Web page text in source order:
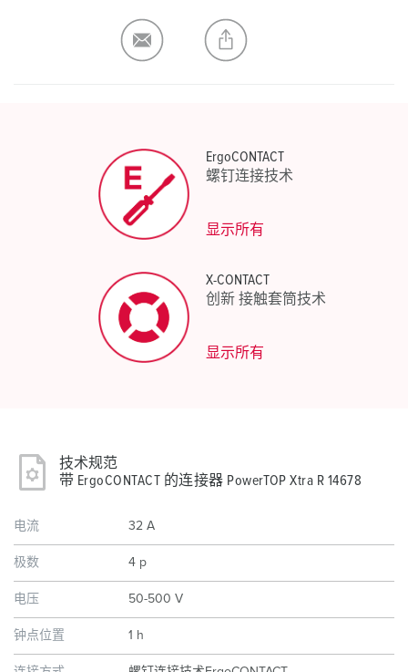
生成新清单
ErgoCONTACT
螺钉连接技术
显示所有
X-CONTACT
创新 接触套筒技术
显示所有
技术规范
带 ErgoCONTACT 的连接器 PowerTOP Xtra R 14678
电流 32 A
极数 4 p
电压 50-500 V
钟点位置 1 h